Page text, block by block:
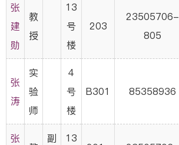
张
建
勋
教
授
13
号
楼
203
23505706-
805
张
涛
实
验
师
4
号
楼
B301 85358936
张
副
13